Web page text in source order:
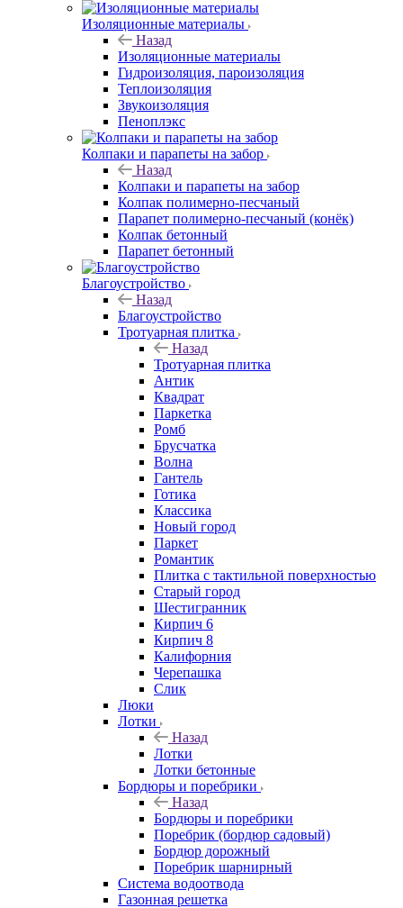
Изоляционные материалы
Назад
Изоляционные материалы
Гидроизоляция, пароизоляция
Теплоизоляция
Звукоизоляция
Пеноплэкс
Колпаки и парапеты на забор
Назад
Колпаки и парапеты на забор
Колпак полимерно-песчаный
Парапет полимерно-песчаный (конёк)
Колпак бетонный
Парапет бетонный
Благоустройство
Назад
Благоустройство
Тротуарная плитка
Назад
Тротуарная плитка
Антик
Квадрат
Паркетка
Ромб
Брусчатка
Волна
Гантель
Готика
Классика
Новый город
Паркет
Романтик
Плитка с тактильной поверхностью
Старый город
Шестигранник
Кирпич 6
Кирпич 8
Калифорния
Черепашка
Слик
Люки
Лотки
Назад
Лотки
Лотки бетонные
Бордюры и поребрики
Назад
Бордюры и поребрики
Поребрик (бордюр садовый)
Бордюр дорожный
Поребрик шарнирный
Система водоотвода
Газонная решетка